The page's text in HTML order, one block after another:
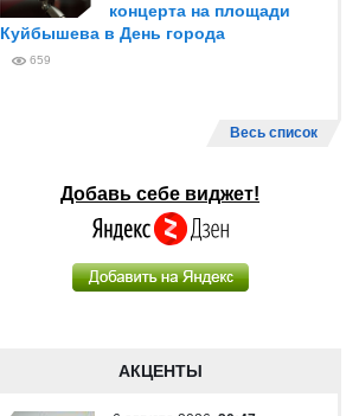
концерта на площади
Куйбышева в День города
659
Весь список
Добавь себе виджет!
АКЦЕНТЫ